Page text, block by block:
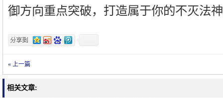
御方向重点突破，打造属于你的不灭法
« 上一篇
相关文章: